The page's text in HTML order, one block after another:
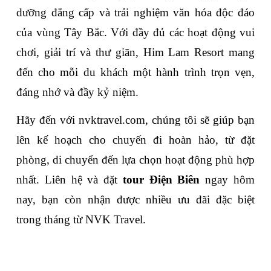
dưỡng đẳng cấp và trải nghiệm văn hóa độc đáo
của vùng Tây Bắc. Với đầy đủ các hoạt động vui
chơi, giải trí và thư giãn, Him Lam Resort mang
đến cho mỗi du khách một hành trình trọn vẹn,
đáng nhớ và đầy kỷ niệm.
Hãy đến với nvktravel.com, chúng tôi sẽ giúp bạn
lên kế hoạch cho chuyến đi hoàn hảo, từ đặt
phòng, di chuyển đến lựa chọn hoạt động phù hợp
nhất. Liên hệ và đặt tour Điện Biên ngay hôm
nay, bạn còn nhận được nhiều ưu đãi đặc biệt
trong tháng từ NVK Travel.